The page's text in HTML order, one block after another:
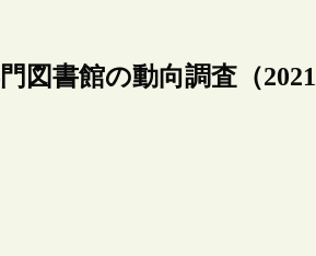
書館の動向調査（2021/